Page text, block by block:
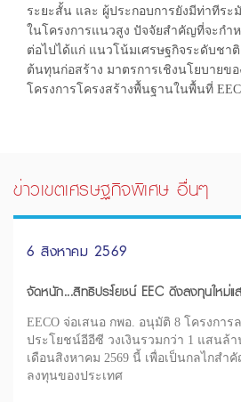
ระยะสั้น และ ผู้ประกอบการยังมีท่าทีระ
ในโครงการแนวสูง ปัจจัยสำคัญที่จะกำ
ต่อไปได้แก่ แนวโน้มเศรษฐกิจระดับชา
ต้นทุนก่อสร้าง มาตรการเชิงนโยบายข
โครงการโครงสร้างพื้นฐานในพื้นที่ EEC
ข่าวเขตเศรษฐกิจพิเศษ อื่นๆ
6 สิงหาคม 2569
จัดหนัก...สิทธิประโยชน์ EEC ดึงลงทุนใหม่แ
EECO จ่อเสนอ กพอ. อนุมัติ 8 โครงกา
ประโยชน์อีอีซี วงเงินรวมกว่า 1 แสนล้
เดือนสิงหาคม 2569 นี้ เพื่อเป็นกลไกสำ
ลงทุนของประเทศ